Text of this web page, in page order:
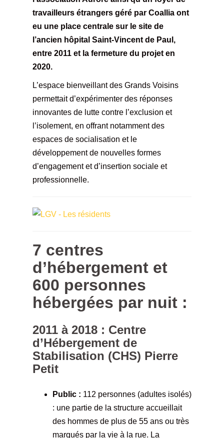
travailleurs étrangers géré par Coallia ont
eu une place centrale sur le site de
l’ancien hôpital Saint-Vincent de Paul,
entre 2011 et la fermeture du projet en
2020.
L’espace bienveillant des Grands Voisins
permettait d’expérimenter des réponses
innovantes de lutte contre l’exclusion et
l’isolement, en offrant notamment des
espaces de socialisation et le
développement de nouvelles formes
d’engagement et d’insertion sociale et
professionnelle.
7 centres
d’hébergement et
600 personnes
hébergées par nuit :
2011 à 2018 : Centre
d’Hébergement de
Stabilisation (CHS) Pierre
Petit
Public : 112 personnes (adultes isolés)
: une partie de la structure accueillait
des hommes de plus de 55 ans ou très
marqués par la vie à la rue. La